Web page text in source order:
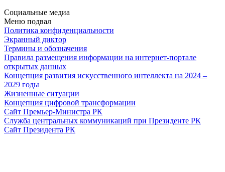
Социальные медиа
Меню подвал
Политика конфиденциальности
Экранный диктор
Термины и обозначения
Правила размещения информации на интернет-портале
открытых данных
Концепция развития искусственного интеллекта на 2024 –
2029 годы
Жизненные ситуации
Концепция цифровой трансформации
Сайт Премьер-Министра РК
Служба центральных коммуникаций при Президенте РК
Сайт Президента РК